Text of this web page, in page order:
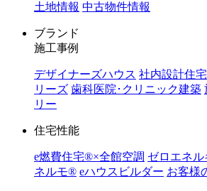
土地情報 中古物件情報
ブランド
施工事例
デザイナーズハウス 社内設計住宅
リーズ 歯科医院･クリニック建築
リー
住宅性能
e燃費住宅®︎×全館空調 ゼロエネル
ネルモ®︎ eハウスビルダー お客様